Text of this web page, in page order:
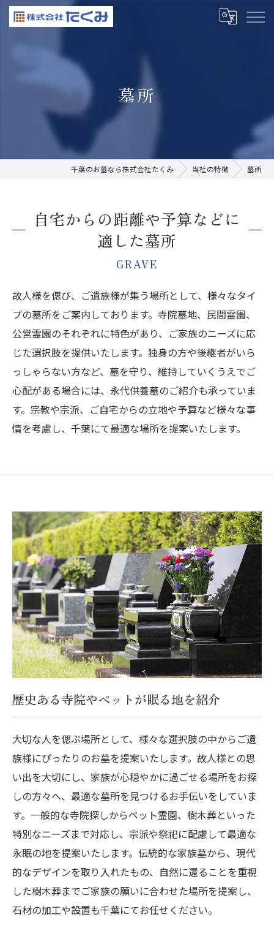
墓所
千葉のお墓なら株式会社たくみ 当社の特徴 墓所
自宅からの距離や予算などに
適した墓所
GRAVE
故人様を偲び、ご遺族様が集う場所として、様々なタイ
プの墓所をご案内しております。寺院墓地、民間霊園、
公営霊園のそれぞれに特色があり、ご家族のニーズに応
じた選択肢を提供いたします。独身の方や後継者がいら
っしゃらない方など、墓を守り、維持していくうえでご
心配がある場合には、永代供養墓のご紹介も承っていま
す。宗教や宗派、ご自宅からの立地や予算など様々な事
情を考慮し、千葉にて最適な場所を提案いたします。
歴史ある寺院やペットが眠る地を紹介
大切な人を偲ぶ場所として、様々な選択肢の中からご遺
族様にぴったりのお墓を提案いたします。故人様との思
い出を大切にし、家族が心穏やかに過ごせる場所をお探
しの方々へ、最適な墓所を見つけるお手伝いをしていま
す。一般的な寺院探しからペット霊園、樹木葬といった
特別なニーズまで対応し、宗派や祭祀に配慮して最適な
永眠の地を提案いたします。伝統的な家族墓から、現代
的なデザインを取り入れたもの、自然に還ることを重視
した樹木葬までご家族の願いに合わせた場所を提案し、
石材の加工や設置も千葉にてお任せください。